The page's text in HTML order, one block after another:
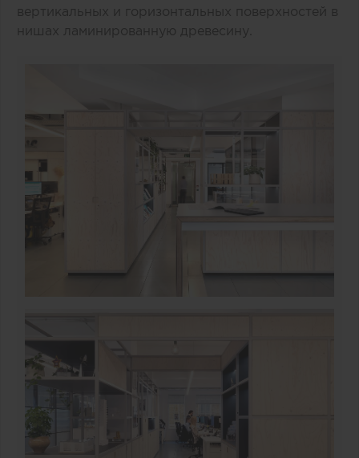
вертикальных и горизонтальных поверхностей в
нишах ламинированную древесину.